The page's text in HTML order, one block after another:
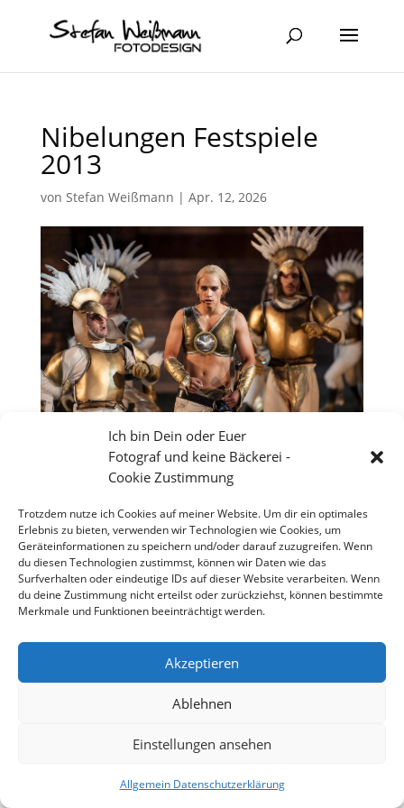
Ich bin Dein oder Euer
Fotograf und keine Bäckerei -
Cookie Zustimmung
Trotzdem nutze ich Cookies auf meiner Website. Um dir ein optimales
Erlebnis zu bieten, verwenden wir Technologien wie Cookies, um
Geräteinformationen zu speichern und/oder darauf zuzugreifen. Wenn
du diesen Technologien zustimmst, können wir Daten wie das
Surfverhalten oder eindeutige IDs auf dieser Website verarbeiten. Wenn
du deine Zustimmung nicht erteilst oder zurückziehst, können bestimmte
Merkmale und Funktionen beeinträchtigt werden.
Akzeptieren
Ablehnen
Einstellungen ansehen
Allgemein Datenschutzerklärung
Nibelungen Festspiele
2013
von Stefan Weißmann | Apr. 12, 2026
Großes Theater vor dem Wormser Kaiser Dom